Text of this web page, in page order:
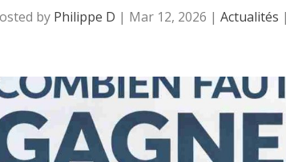
by Philippe D | Mar 12, 2026 | Actualités |